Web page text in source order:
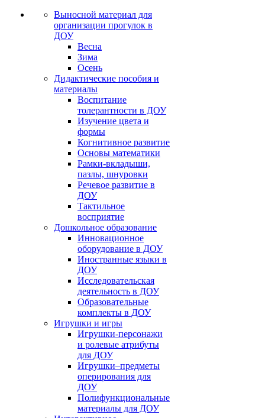
Выносной материал для
организации прогулок в
ДОУ
Весна
Зима
Осень
Дидактические пособия и
материалы
Воспитание
толерантности в ДОУ
Изучение цвета и
формы
Когнитивное развитие
Основы математики
Рамки-вкладыши,
пазлы, шнуровки
Речевое развитие в
ДОУ
Тактильное
восприятие
Дошкольное образование
Инновационное
оборудование в ДОУ
Иностранные языки в
ДОУ
Исследовательская
деятельность в ДОУ
Образовательные
комплекты в ДОУ
Игрушки и игры
Игрушки-персонажи
и ролевые атрибуты
для ДОУ
Игрушки–предметы
оперирования для
ДОУ
Полифункциональные
материалы для ДОУ